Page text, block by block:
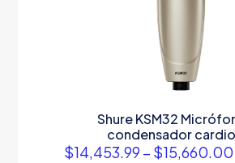
Shure KSM32
condensador
$14,453.99 – $15,660.00